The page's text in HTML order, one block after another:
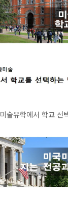
미술유학에서 학교 선